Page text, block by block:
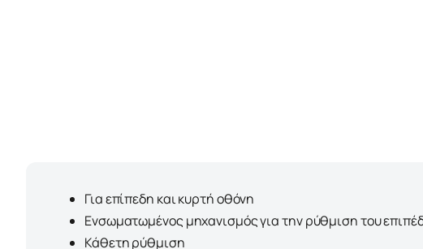
Για επίπεδη και κυρτή οθόνη
Ενσωματωμένος μηχανισμός για την ρύθμιση του
Κάθετη ρύθμιση